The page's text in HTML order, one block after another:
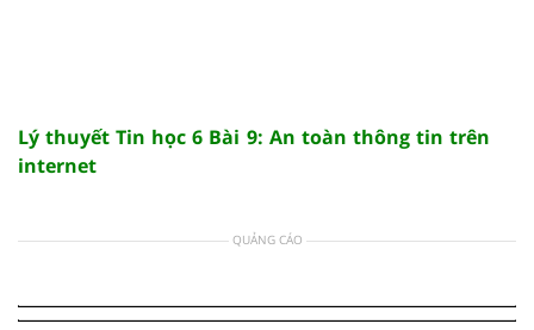
Lý thuyết Tin học 6 Bài 9: An toàn thông tin trên
internet
QUẢNG CÁO